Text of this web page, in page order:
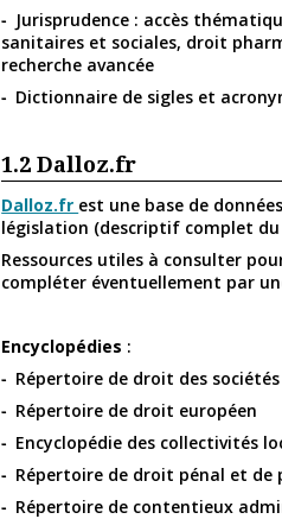
Jurisprudence : accès
sanitaires et sociales, droit
recherche avancée
Dictionnaire de sigles et
1.2 Dalloz.fr
Dalloz.fr est une base de
législation (descriptif complet
Ressources utiles à consulter
compléter éventuellement par
Encyclopédies :
Répertoire de droit des sociétés
Répertoire de droit européen
Encyclopédie des collectivités
Répertoire de droit pénal et de
Répertoire de contentieux